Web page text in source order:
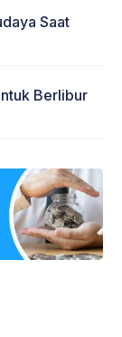
Saat
Berlibur